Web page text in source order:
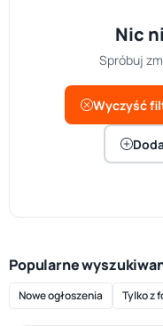
Nic
Spróbuj
Wyczyść
Popularne
Nowe ogłoszenia Tylko z